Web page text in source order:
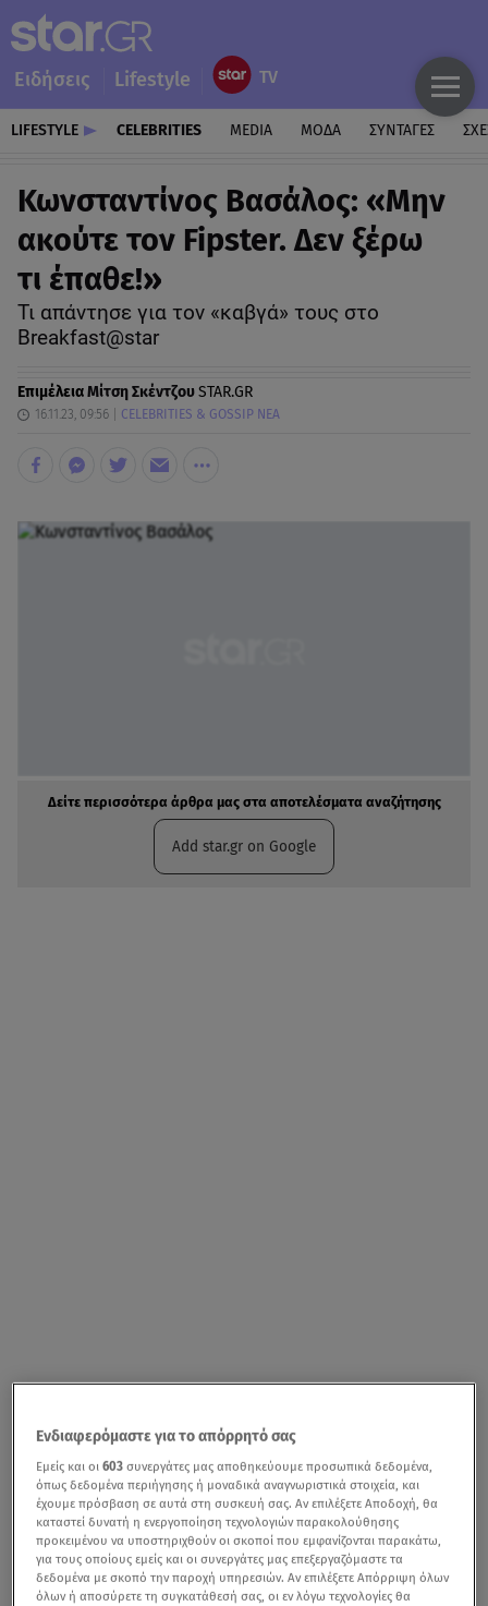
Ειδήσεις Lifestyle
LIFESTYLE CELEBRITIES MEDIA ΜΟΔΑ ΣΥΝΤΑΓΕΣ
Κωνσταντίνος Βασάλος: «Μην
ακούτε τον Fipster. Δεν ξέρω
τι έπαθε!»
Τι απάντησε για τον «καβγά» τους στο
Breakfast@star
ΕπιμέλειαΜίτση ΣκέντζουSTAR.GR
16.11.23, 09:56 CELEBRITIES & GOSSIP ΝΕΑ
Δείτε περισσότερα άρθρα μας στα αποτελέσματα αναζήτησης
Add star.gr on Google
Ενδιαφερόμαστε για το απόρρητό σας
Εμείς και οι603 συνεργάτες μας αποθηκεύουμε προσωπικά δεδομένα,
όπως δεδομένα περιήγησης ή μοναδικά αναγνωριστικά στοιχεία, και
έχουμε πρόσβαση σε αυτά στη συσκευή σας. Αν επιλέξετε Αποδοχή, θα
καταστεί δυνατή η ενεργοποίηση τεχνολογιών παρακολούθησης
προκειμένου να υποστηριχθούν οι σκοποί που εμφανίζονται παρακάτω,
για τους οποίους εμείς και οι συνεργάτες μας επεξεργαζόμαστε τα
δεδομένα με σκοπό την παροχή υπηρεσιών. Αν επιλέξετε Απόρριψη όλων
όλων ή αποσύρετε τη συγκατάθεσή σας, οι εν λόγω τεχνολογίες θα